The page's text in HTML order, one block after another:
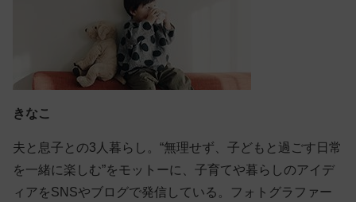
きなこ
夫と息子との3人暮らし。“無理せず、子どもと過ごす日常
を一緒に楽しむ”をモットーに、子育てや暮らしのアイデ
ィアをSNSやブログで発信している。フォトグラファー